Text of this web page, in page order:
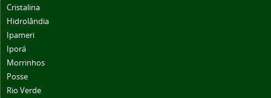
Cristalina
Hidrolândia
Ipameri
Iporá
Morrinhos
Posse
Rio Verde